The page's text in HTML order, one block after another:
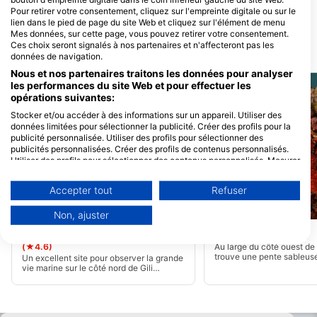
Jalan Pantai, Gili Indah,
83352 Gili Air - Lombok, NB
- Indonesie
Jalan Pantai Gili
Trawangan, 83352
Trawangan, NB -
Indonesie
Sites de plongée
MANTA DIVE, Gili Trawangan
(★4.6)
Un excellent site pour observer la grande
vie marine sur le côté nord de Gili
transforme en une série de canyons
Au large du côté ouest de
trouve une pente
on trouve des bancs de
Pour retirer votre consentement, cliquez sur l'empreinte digitale ou sur le
lien dans le pied de page du site Web et cliquez sur l'élément de menu
Mes données, sur cette page, vous pouvez retirer votre consentement.
Ces choix seront signalés à nos partenaires et n'affecteront pas les
données de navigation.
Nous et nos partenaires traitons les données pour analyser
les performances du site Web et pour effectuer les
opérations suivantes:
Stocker et/ou accéder à des informations sur un appareil. Utiliser des
données limitées pour sélectionner la publicité. Créer des profils pour la
publicité personnalisée. Utiliser des profils pour sélectionner des
publicités personnalisées. Créer des profils de contenus personnalisés.
Utiliser des profils pour sélectionner des contenus personnalisés. Mesurer
Comprendre les publics par le biais de statistiques ou de combinaisons de
données provenant de différentes sources. Développer et améliorer les
services. Utiliser des données limitées pour sélectionner le contenu.
Vous trouverez de plus amples informations sur l'utilisation des données
Les données peuvent être partagées en dehors de l'Union européenne et
envoyées aux États-Unis.
Votre consentement et la politique cookie s'appliquent uniquement à ce
site Web/application.
Accepter tout Refuser
Non, ajuster